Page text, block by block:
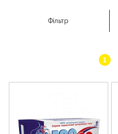
Фільтр
1